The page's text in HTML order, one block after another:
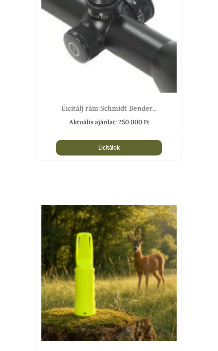
Éicitálj rám:Schmidt Bender...
Aktuális ajánlat:250 000Ft
Licitálok